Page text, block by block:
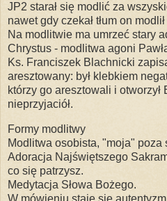
JP2 starał się modlić za
nawet gdy czekał tłum on
Na modlitwie ma umrzeć stary
Chrystus - modlitwa agoni
Ks. Franciszek Blachnicki
aresztowany: był klebkiem
którzy go aresztowali i
nieprzyjaciół.
Formy modlitwy
Modlitwa osobista, "moja" poza
Adoracja Najświętszego
co się patrzysz.
Medytacja Słowa Bożego.
W mówieniu staje się